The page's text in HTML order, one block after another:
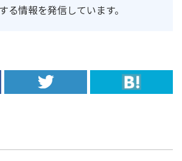
る情報を発信しています。